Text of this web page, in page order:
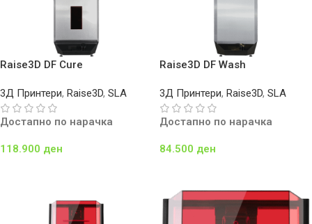
Raise3D DF Cure
3Д Принтери, Raise3D, SLA
Достапно по нарачка
118.900 ден
Raise3D DF Wash
3Д Принтери, Raise3D, SLA
Достапно по нарачка
84.500 ден